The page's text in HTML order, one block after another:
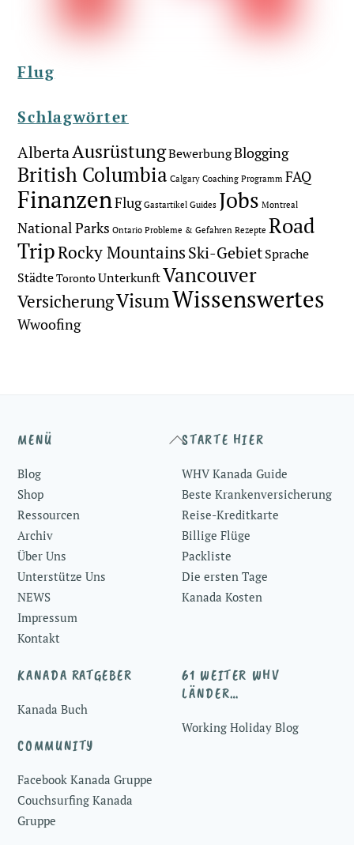
Flug
Schlagwörter
AlbertaAusrüstungBewerbungBlogging
British Columbia Calgary Coaching Programm FAQ
FinanzenFlug Gastartikel Guides Jobs Montreal
National Parks Ontario Probleme & Gefahren Rezepte Road
TripRocky MountainsSki-GebietSprache
StädteTorontoUnterkunftVancouver
VersicherungVisumWissenswertes
Wwoofing
Back
Top
MENÜ
Blog
Shop
Ressourcen
Archiv
Über Uns
Unterstütze Uns
NEWS
Impressum
Kontakt
STARTE HIER
WHV Kanada Guide
Beste Krankenversicherung
Reise-Kreditkarte
Billige Flüge
Packliste
Die ersten Tage
Kanada Kosten
KANADA RATGEBER
Kanada Buch
COMMUNITY
Facebook Kanada Gruppe
Couchsurfing Kanada
Gruppe
61 WEITER WHV
LÄNDER…
Working Holiday Blog